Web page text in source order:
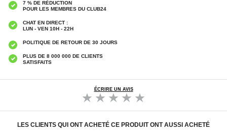
7 % DE RÉDUCTION
POUR LES MEMBRES DU CLUB24
CHAT EN DIRECT :
LUN - VEN 10H - 22H
POLITIQUE DE RETOUR DE 30 JOURS
PLUS DE 8 000 000 DE CLIENTS
SATISFAITS
ÉCRIRE UN AVIS
LES CLIENTS QUI ONT ACHETÉ CE PRODUIT ONT AUSSI ACHETÉ